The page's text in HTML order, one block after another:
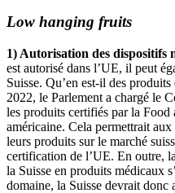
Low hanging fruits
1) Autorisation des dispositifs
est autorisé dans l’UE, il peut
Suisse. Qu’en est-il des
2022, le Parlement a chargé le
les produits certifiés par la
américaine. Cela permettrait
leurs produits sur le marché
certification de l’UE. En outre,
la Suisse en produits médicaux
domaine, la Suisse devrait donc